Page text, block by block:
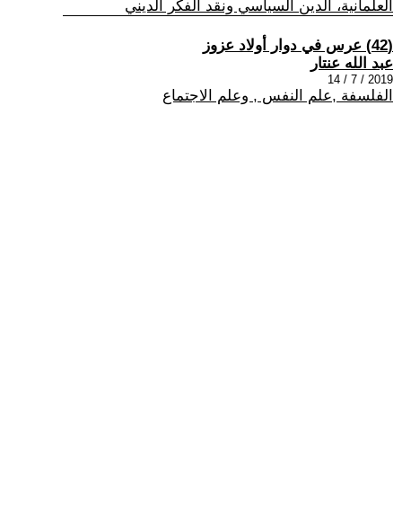
العلمانية، الدين السياسي ونقد الفكر الديني
(42) عرس في دوار أولاد عزوز
عبد الله عنتار
2019 / 7 / 14
الفلسفة ,علم النفس , وعلم الاجتماع